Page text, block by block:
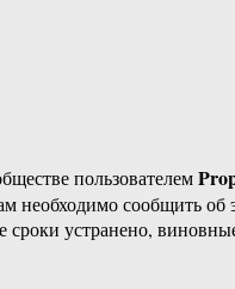
пользователем
необходимо сообщить
устранено,